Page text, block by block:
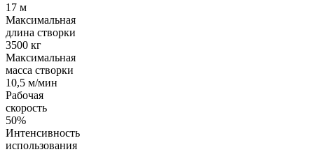
17 м
Максимальная
длина створки
3500 кг
Максимальная
масса створки
10,5 м/мин
Рабочая
скорость
50%
Интенсивность
использования